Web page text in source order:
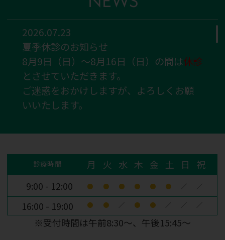
2026.07.23
夏季休診のお知らせ
8月9日（日）～8月16日（日）の間は休診
とさせていただきます。
ご迷惑をおかけしますが、よろしくお願
いいたします。
けを開始しました。
詳しくはこちら
※がん検診は、大腸がん、肺がん、胃が
ん（内視鏡）、前立腺がんを当院で実施
しています。
診療時間 月 火 水 木 金 土 日
祝
9:00 - 12:00
● ● ● ● ● ●
16:00 - 19:00 ● ● ● ●
※受付時間は午前8:30～、午後15:45～